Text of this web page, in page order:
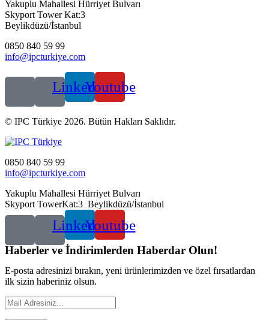
Yakuplu Mahallesi Hürriyet Bulvarı
Skyport Tower Kat:3
Beylikdüzü/İstanbul
0850 840 59 99
info@ipcturkiye.com
LinkedinYoutube
© IPC Türkiye 2026. Bütün Hakları Saklıdır.
0850 840 59 99
info@ipcturkiye.com
Yakuplu Mahallesi Hürriyet Bulvarı
Skyport TowerKat:3 Beylikdüzü/İstanbul
LinkedinYoutube
Haberler ve İndirimlerden Haberdar Olun!
E-posta adresinizi bırakın, yeni ürünlerimizden ve özel fırsatlardan
ilk sizin haberiniz olsun.